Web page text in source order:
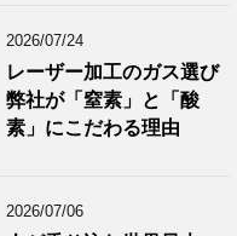
2026/07/24
レーザー加工のガス選び
弊社が「窒素」と「酸
素」にこだわる理由
2026/07/06